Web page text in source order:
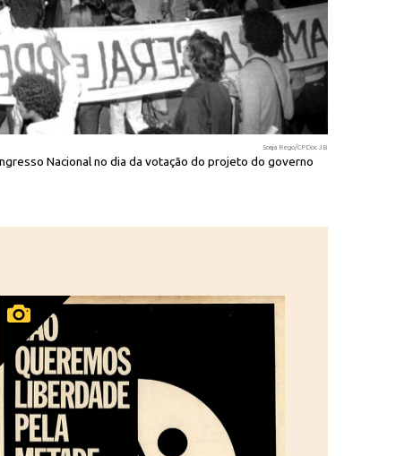
Nacional no dia da votação do projeto do governo
Sonja Rego/CPDoc JB